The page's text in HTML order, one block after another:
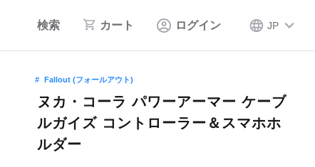
検索 カート ログイン JP
Fallout (フォールアウト)
ヌカ・コーラ パワーアーマー ケーブ
ルガイズ コントローラー＆スマホホ
ルダー